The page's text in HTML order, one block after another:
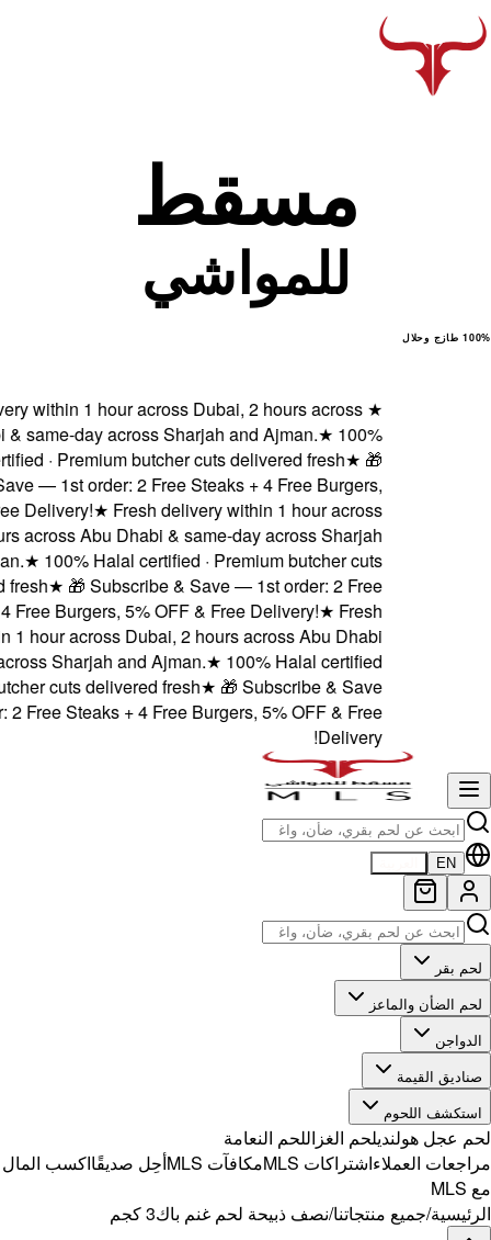
Fresh delivery within 1
Abu Dhabi & same-day
Halal certified ·
Subscribe & Save — 1st
5% OFF & Free Delivery!
Dubai, 2 hours across
and Ajman.
delivered fresh
Steaks + 4 Free
delivery within 1 hour
& same-day across
· Premium butcher cuts
— 1st order: 2 Free
اكسب المال